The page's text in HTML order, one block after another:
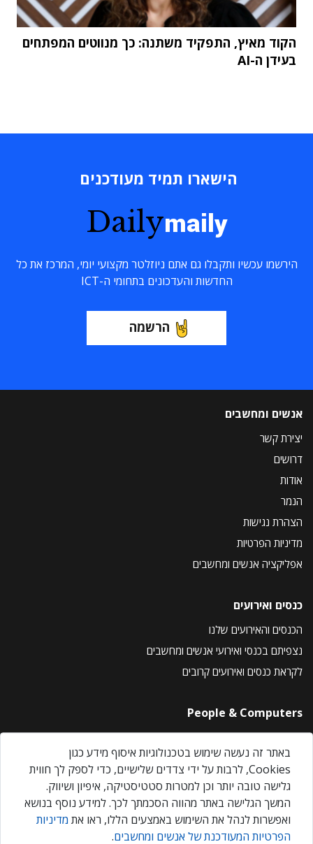
הקוד מאיץ, התפקיד משתנה: כך מנווטים המפתחים
בעידן ה-AI
הישארו תמיד מעודכנים
Dailymaily
הירשמו עכשיו ותקבלו גם אתם ניוזלטר מקצועי יומי, המרכז את כל
החדשות והעדכונים בתחומי ה-ICT
הרשמה
אנשים ומחשבים
יצירת קשר
דרושים
אודות
הנמר
הצהרת נגישות
מדיניות הפרטיות
אפליקציה אנשים ומחשבים
כנסים ואירועים
הכנסים והאירועים שלנו
נצפיתם בכנסי ואירועי אנשים ומחשבים
לקראת כנסים ואירועים קרובים
People & Computers
About Us
Privacy Policy
Contact Us
Our Events
באתר זה נעשה שימוש בטכנולוגיות איסוף מידע כגון
Cookies, לרבות על ידי צדדים שלישיים, כדי לספק לך חווית
גלישה טובה יותר וכן למטרות סטטיסטיקה, איפיון ושיווק.
המשך הגלישה באתר מהווה הסכמתך לכך. למידע נוסף בנושא
ואפשרות לנהל את השימוש באמצעים הללו, ראו את מדיניות
הפרטיות המעודכנת של אנשים ומחשבים.